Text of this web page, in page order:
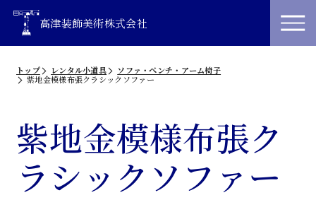
高津装飾美術株式会社
トップ レンタル小道具
ソファ・べンチ・アーム椅子
紫地金模様布張クラシックソファー
紫地金模様布張ク
ラシックソファー